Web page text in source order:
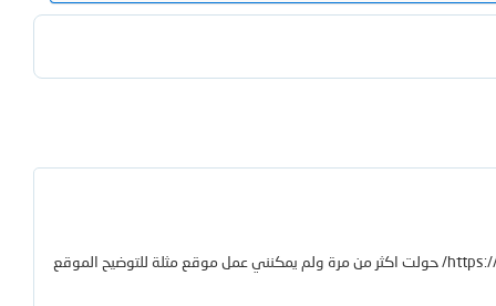
السلام عليكم ورحمة الله وبركاتة رايت موقع شركة يقوم باستخدام زين فورو بهذا الشكل الغريب قام بتحويلة الي شركة اريد موقع مثلة هذا هو الموقع https://eg.je/ حولت اكثر من مرة ولم يمكنني عمل موقع مثلة للتوضيح الموقع